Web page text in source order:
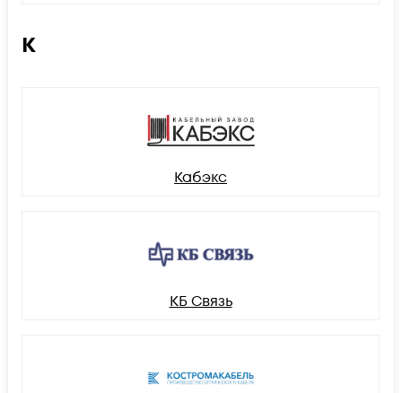
К
Кабэкс
КБ Связь